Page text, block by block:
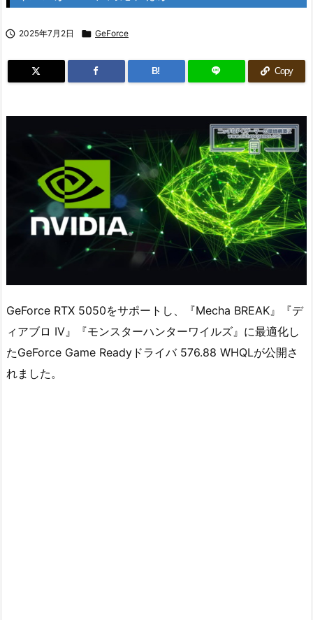
 2025年7月2日  GeForce
B! Copy
GeForce RTX 5050をサポートし、『Mecha BREAK』『デ
ィアブロ IV』『モンスターハンターワイルズ』に最適化し
たGeForce Game Readyドライバ 576.88 WHQLが公開さ
れました。